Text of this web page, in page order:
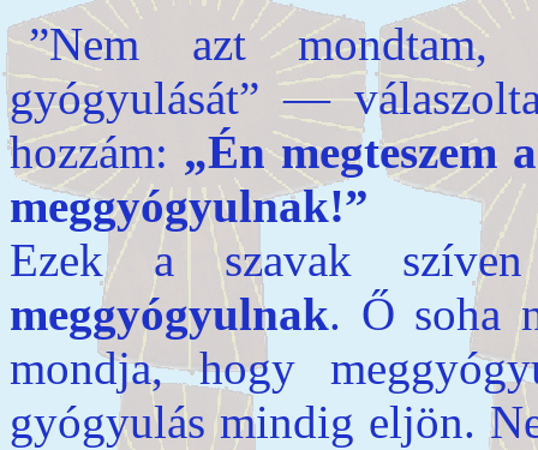
”Nem azt
gyógyulását” —
hozzám: „Én megteszem
meggyógyulnak!”
Ezek a szavak
meggyógyulnak. Ő soha
mondja, hogy
gyógyulás mindig eljön.